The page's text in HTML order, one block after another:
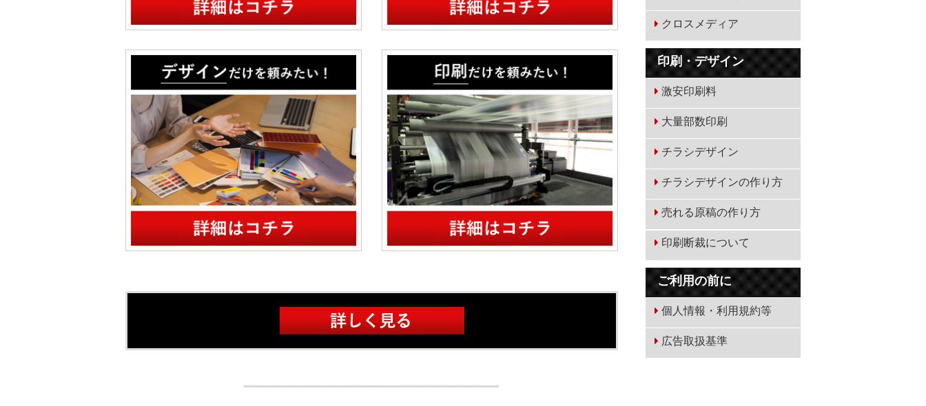
クロスメディア
印刷・デザイン
激安印刷料
大量部数印刷
チラシデザイン
チラシデザインの作り方
売れる原稿の作り方
印刷断裁について
ご利用の前に
個人情報・利用規約等
広告取扱基準